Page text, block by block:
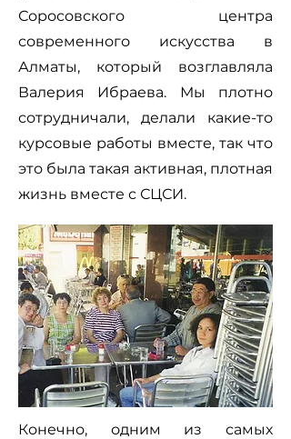
Соросовского центра
современного искусства в
Алматы, который возглавляла
Валерия Ибраева. Мы плотно
сотрудничали, делали какие-то
курсовые работы вместе, так что
это была такая активная, плотная
жизнь вместе с СЦСИ.
Конечно, одним из самых